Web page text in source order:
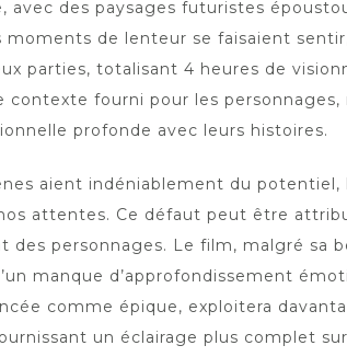
avec des paysages futuristes
moments de lenteur se faisaient
parties, totalisant 4 heures de
contexte fourni pour les
profonde avec leurs histoires.
aient indéniablement du
attentes. Ce défaut peut être
des personnages. Le film, malgré sa
manque d’approfondissement
comme épique, exploitera
un éclairage plus complet